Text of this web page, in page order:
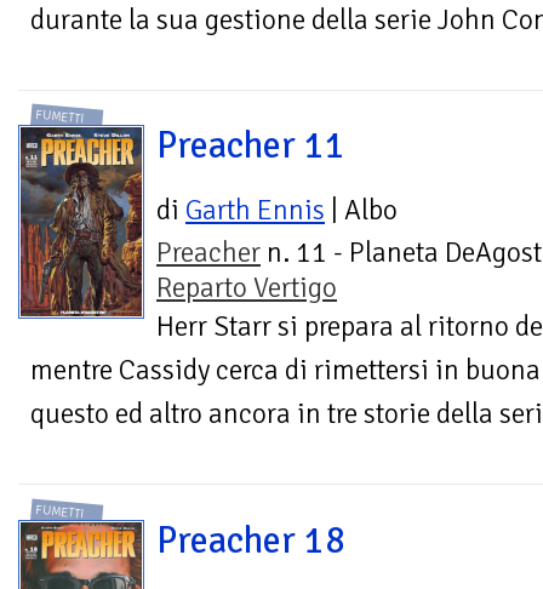
durante la sua gestione della serie John
FUMETTI
Preacher 11
di Garth Ennis | Albo
Preacher n. 11 - Planeta
Reparto Vertigo
Herr Starr si prepara al ritorno
mentre Cassidy cerca di rimettersi in
questo ed altro ancora in tre storie della
FUMETTI
Preacher 18